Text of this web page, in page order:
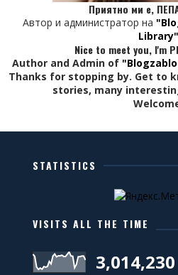
Приятно ми е,
Автор и администратор на
Library"
Nice to meet you, I'm
Author and Admin of
Thanks for stopping by. Get to
stories, many
STATISTICS
VISITS ALL THE TIME
3,014,230